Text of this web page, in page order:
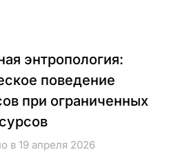
энтропология:
поведение
при ограниченных
в 19 апреля 2026